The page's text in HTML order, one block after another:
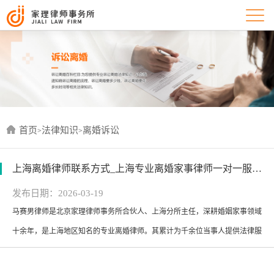
首页>法律知识>离婚诉讼
上海离婚律师联系方式_上海专业离婚家事律师一对一服务-联系电话：400-0073-869
发布日期：2026-03-19
浏览次数：136
马赛男律师是北京家理律师事务所合伙人、上海分所主任，深耕婚姻家事领域
十余年，是上海地区知名的专业离婚律师。其累计为千余位当事人提供法律服